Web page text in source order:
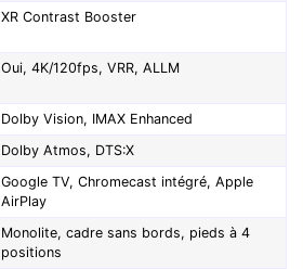
XR Contrast Booster
Oui, 4K/120fps, VRR, ALLM
Dolby Vision, IMAX Enhanced
Dolby Atmos, DTS:X
Google TV, Chromecast intégré, Apple
AirPlay
Monolite, cadre sans bords, pieds à 4
positions